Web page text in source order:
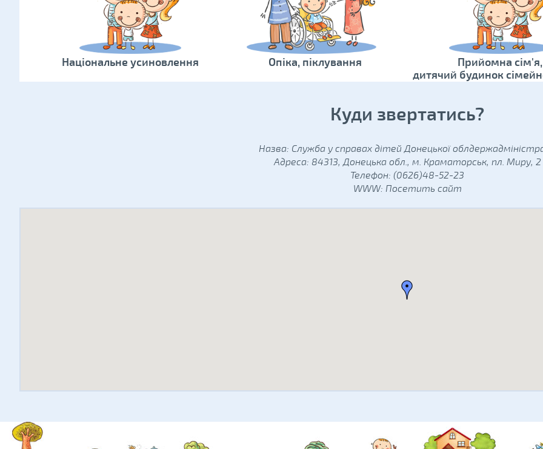
Національне усиновлення Опіка, піклування
Прийомна сім'я,
дитячий будинок
Куди звертатись?
Назва: Служба у справах дітей Донецької
Адреса: 84313, Донецька обл., м. Краматорськ, пл. Миру, 2
Телефон: (0626)48-52-23
WWW: Посетить сайт